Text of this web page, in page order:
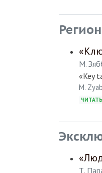
М.
«Key
M.
Т.